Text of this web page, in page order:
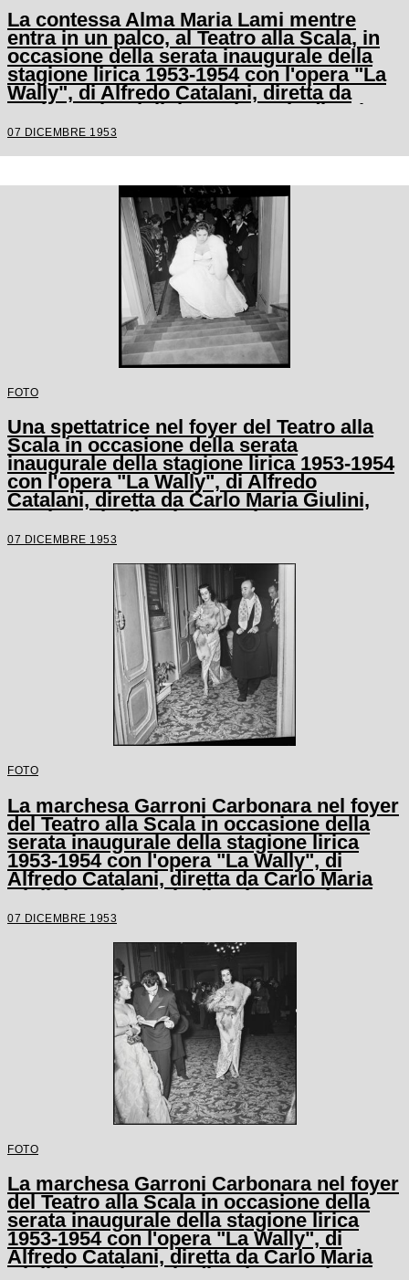
La contessa Alma Maria Lami mentre
entra in un palco, al Teatro alla Scala, in
occasione della serata inaugurale della
stagione lirica 1953-1954 con l'opera "La
Wally", di Alfredo Catalani, diretta da
Carlo Maria Giulini, con la regia di Tatiana
Pavlova
07 DICEMBRE 1953
FOTO
Una spettatrice nel foyer del Teatro alla
Scala in occasione della serata
inaugurale della stagione lirica 1953-1954
con l'opera "La Wally", di Alfredo
Catalani, diretta da Carlo Maria Giulini,
con la regia di Tatiana Pavlova
07 DICEMBRE 1953
FOTO
La marchesa Garroni Carbonara nel foyer
del Teatro alla Scala in occasione della
serata inaugurale della stagione lirica
1953-1954 con l'opera "La Wally", di
Alfredo Catalani, diretta da Carlo Maria
Giulini, con la regia di Tatiana Pavlova
07 DICEMBRE 1953
FOTO
La marchesa Garroni Carbonara nel foyer
del Teatro alla Scala in occasione della
serata inaugurale della stagione lirica
1953-1954 con l'opera "La Wally", di
Alfredo Catalani, diretta da Carlo Maria
Giulini, con la regia di Tatiana Pavlova